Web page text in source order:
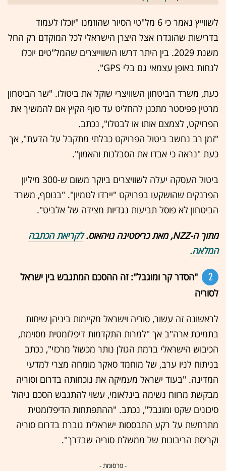
לשווייץ נאמר כי 6 מל"טי הסיור שהוזמנו "יוכלו לעמוד
בדרישות שהוגדרו אצל היצרן הישראלי לכל המוקדם רק החל
משנת 2029. בין היתר דרשו השווייצרים שהמל"טים יוכלו
לנחות באופן עצמאי גם בלי GPS".
כעת, משרד הביטחון השוויצרי שוקל את ביטולו. "שר הביטחון
מרטין פפיסטר מתכנן להחליט עד סוף הקיץ אם להמשיך את
הפרויקט, לצמצם אותו או לבטלו", נכתב.
"זמן רב נחשב ביטול הפרויקט כבלתי מתקבל על הדעת", אך
כעת "נראה כי אבדו את הסבלנות והאמון".
ביטול העסקה יעלה לשוויצרים ביוקר משום ש-300 מיליון
הפרנקים שהושקעו בפרויקט "יירדו לטמיון". "בנוסף, משרד
הביטחון לא פוסל תביעות נגדיות מצידה של אלביט".
מתוך ה-NZZ, מאת כריסטינה נויהאוס.
לקריאת הכתבה
המלאה.
2
"הסדר קר ומוגבל": זה ההסכם המתגבש בין ישראל
לסוריה
לראשונה זה עשור, סוריה וישראל מקיימות ביניהן שיחות
בתמיכת ארה"ב אך "למרות התקדמות דיפלומטית מסוימת,
הכיבוש הישראלי ברמת הגולן נותר מכשול מרכזי", נכתב
בניתוח לניו ערב, של מוחמד סאקר מומחה מצרי למדעי
המדינה. "בעוד ישראל מעמיקה את נוכחותה בדרום וסוריה
מבקשת מרווח נשימה בינלאומי, עשוי להתגבש הסכם ניהול
סיכונים שקט ומוגבל", נכתב. "ההתפתחות הדיפלומטית
מתרחשת על רקע התבססות ישראלית גוברת בדרום סוריה
וקריסת הריבונות של ממשלת סוריה שבדרך".
- פרסומת -